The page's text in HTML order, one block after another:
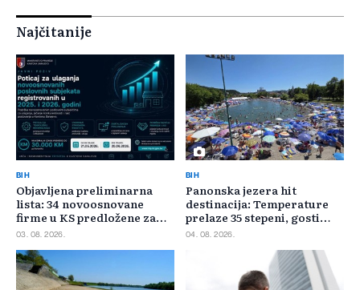
Najčitanije
BIH
Objavljena preliminarna
lista: 34 novoosnovane
firme u KS predložene za
400.000 KM poticaja
03. 08. 2026.
BIH
Panonska jezera hit
destinacija: Temperature
prelaze 35 stepeni, gosti
pristižu iz cijele regije
04. 08. 2026.